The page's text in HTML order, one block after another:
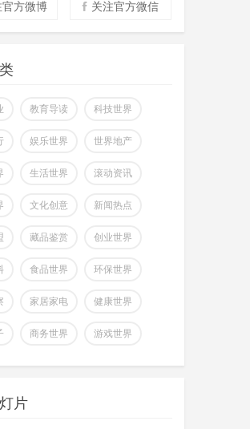
官方微博 关注官方微信
风云动态
所看到的世界
教育导读 科技世界
娱乐世界 世界地产
生活世界 滚动资讯
文化创意 新闻热点
藏品鉴赏 创业世界
食品世界 环保世界
家居家电 健康世界
商务世界 游戏世界
片
全球首个可变形个人机器人，
上纬新材今日官宣，全球首个可
登场。据介绍，上纬新